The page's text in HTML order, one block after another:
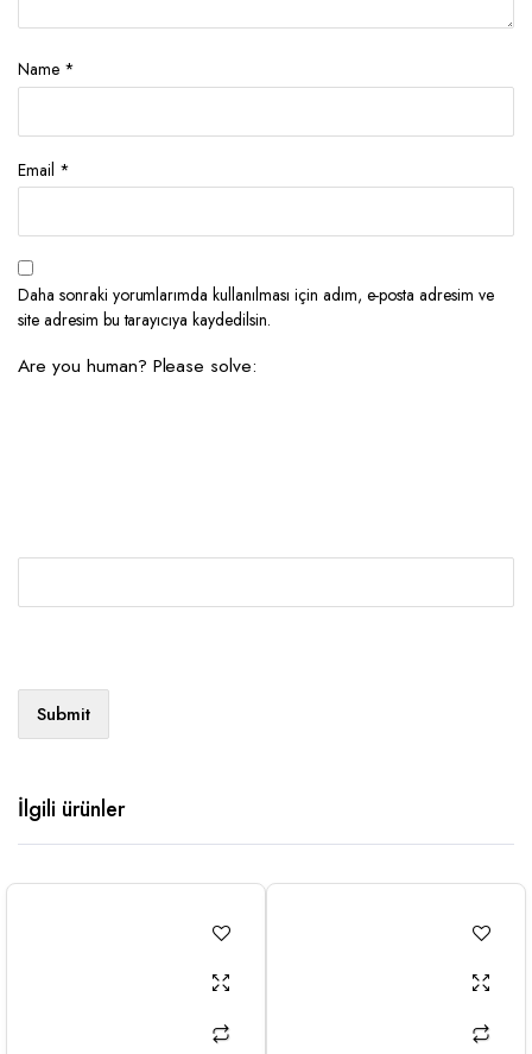
Name *
Email *
Daha sonraki yorumlarımda kullanılması için adım, e-posta adresim ve
site adresim bu tarayıcıya kaydedilsin.
Are you human? Please solve:
İlgili ürünler